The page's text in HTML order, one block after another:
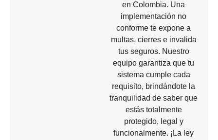
en Colombia. Una
implementación no
conforme te expone a
multas, cierres e invalida
tus seguros. Nuestro
equipo garantiza que tu
sistema cumple cada
requisito, brindándote la
tranquilidad de saber que
estás totalmente
protegido, legal y
funcionalmente. ¡La ley